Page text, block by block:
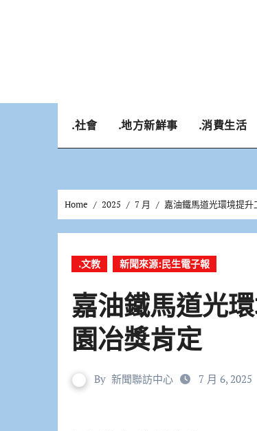
.社會 .地方新鮮事 .消費生活
Home 2025 7 月 嘉油鐵馬道光環境提
.文教 新聞來源:民生電子報
嘉油鐵馬道光
園冶獎肯定
By 新聞聯訪中心 7 月 6, 2025